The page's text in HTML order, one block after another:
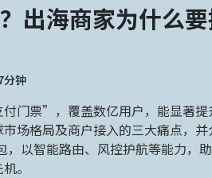
出海商家为什么
分钟
门票”，覆盖数亿用户，能显著提
场格局及商户接入的三大痛点，
，以智能路由、风控护航等能力，
。